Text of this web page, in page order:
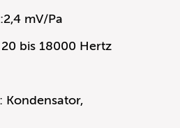
mV/Pa
bis 18000 Hertz
Kondensator,